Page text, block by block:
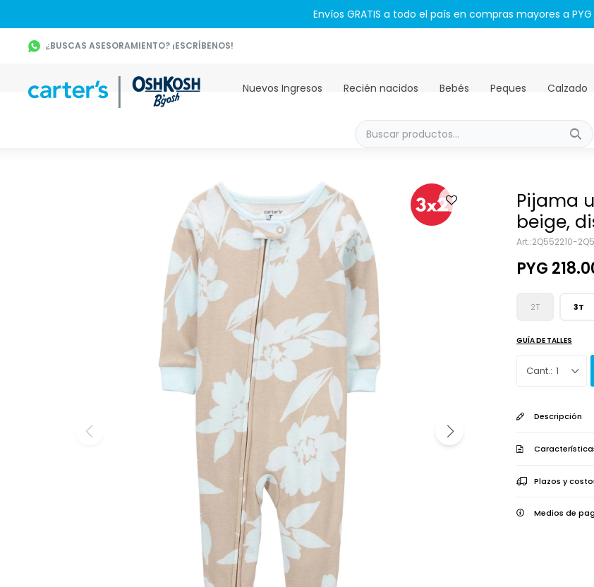
Envíos GRATIS a todo el país en compras mayores a
Nuevos Ingresos Recién nacidos Bebés Peques Calzado
¿BUSCAS ASESORAMIENTO? ¡ESCRÍBENOS!
Pijama
beige,
2Q552210-
PYG
2T 3T
GUÍA DE TALLES
1
Descripción
Plazos y
Medios de